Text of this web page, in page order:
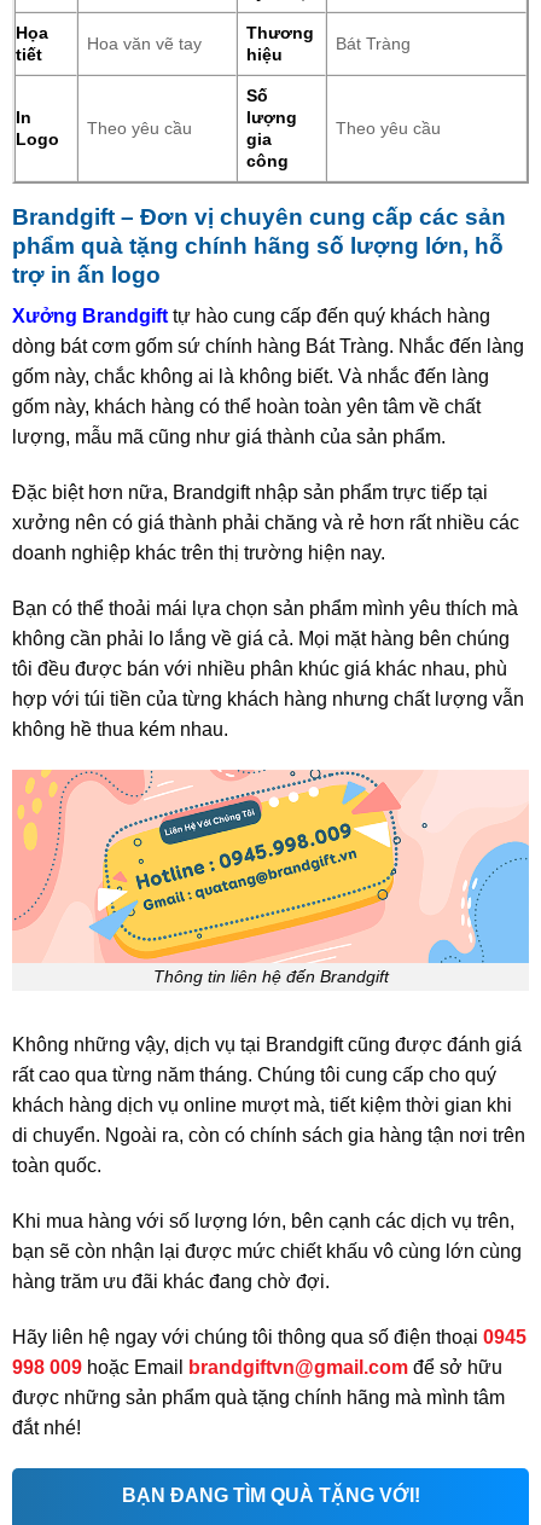
Họa
tiết
Hoa văn vẽ tay
Thương
hiệu
Bát Tràng
In
Logo
Theo yêu cầu
Số
lượng
gia
công
Theo yêu cầu
Brandgift – Đơn vị chuyên cung cấp các sản
phẩm quà tặng chính hãng số lượng lớn, hỗ
trợ in ấn logo
Xưởng Brandgifttự hào cung cấp đến quý khách hàng
dòng bát cơm gốm sứ chính hàng Bát Tràng. Nhắc đến làng
gốm này, chắc không ai là không biết. Và nhắc đến làng
gốm này, khách hàng có thể hoàn toàn yên tâm về chất
lượng, mẫu mã cũng như giá thành của sản phẩm.
Đặc biệt hơn nữa, Brandgift nhập sản phẩm trực tiếp tại
xưởng nên có giá thành phải chăng và rẻ hơn rất nhiều các
doanh nghiệp khác trên thị trường hiện nay.
Bạn có thể thoải mái lựa chọn sản phẩm mình yêu thích mà
không cần phải lo lắng về giá cả. Mọi mặt hàng bên chúng
tôi đều được bán với nhiều phân khúc giá khác nhau, phù
hợp với túi tiền của từng khách hàng nhưng chất lượng vẫn
không hề thua kém nhau.
Thông tin liên hệ đến Brandgift
Không những vậy, dịch vụ tại Brandgift cũng được đánh giá
rất cao qua từng năm tháng. Chúng tôi cung cấp cho quý
khách hàng dịch vụ online mượt mà, tiết kiệm thời gian khi
di chuyển. Ngoài ra, còn có chính sách gia hàng tận nơi trên
toàn quốc.
Khi mua hàng với số lượng lớn, bên cạnh các dịch vụ trên,
bạn sẽ còn nhận lại được mức chiết khấu vô cùng lớn cùng
hàng trăm ưu đãi khác đang chờ đợi.
Hãy liên hệ ngay với chúng tôi thông qua số điện thoại 0945
998 009hoặc Email brandgiftvn@gmail.com để sở hữu
được những sản phẩm quà tặng chính hãng mà mình tâm
đắt nhé!
BẠN ĐANG TÌM QUÀ TẶNG VỚI!